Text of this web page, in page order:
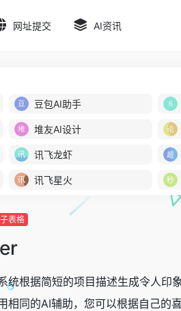
网址提交 AI资讯
豆包AI助手
堆友AI设计
讯飞龙虾
讯飞星火
表格
统根据简短的项目描述生成令人印
相同的AI辅助，您可以根据自己的